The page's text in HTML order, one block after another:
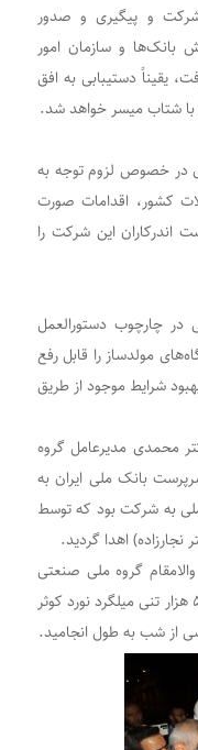
و پیگیری و صدور
بانک‌ها و سازمان امور
یقیناً دستیبابی به افق
با شتاب میسر خواهد شد.
در خصوص لزوم توجه به
کشور، اقدامات صورت
اندرکاران این شرکت را
در چارچوب دستورالعمل
مولدساز را قابل رفع
شرایط موجود از طریق
محمدی مدیرعامل گروه
بانک ملی ایران به
به شرکت بود که توسط
نجارزاده) اهدا گردید.
ادای احترام به ۵۸ شهید والامقام گروه ملی صنعتی
فولاد ایران و بازدید از خط تولید کارخانه ۵۵۰ هزار تنی میلگرد نورد کوثر
از شب به طول انجامید.